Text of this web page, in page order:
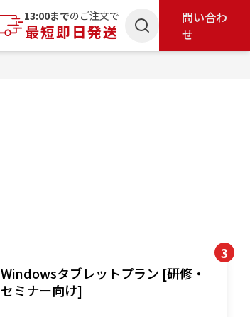
13:00までのご注文で
最短即日発送
問い合わ
せ
Windowsタブレットプラン [研修・
セミナー向け]
3